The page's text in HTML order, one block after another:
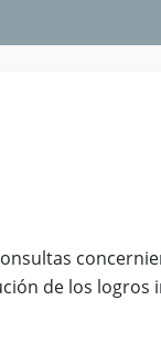
de los logros